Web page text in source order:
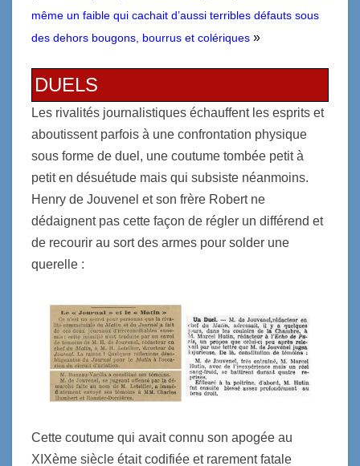
même un faible qui cachait d’aussi terribles défauts sous
des dehors bougons, bourrus et colériques »
DUELS
Les rivalités journalistiques échauffent les esprits et
aboutissent parfois à une confrontation physique
sous forme de duel, une coutume tombée petit à
petit en désuétude mais qui subsiste néanmoins.
Henry de Jouvenel et son frère Robert ne
dédaignent pas cette façon de régler un différend et
de recourir au sort des armes pour solder une
querelle :
Cette coutume qui avait connu son apogée au
XIXème siècle était codifiée et rarement fatale